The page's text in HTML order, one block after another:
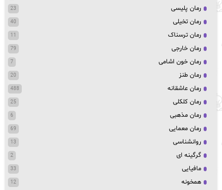
رمان پلیسی 23
رمان تخیلی 40
رمان ترسناک 11
رمان خارجی 79
رمان خون اشامی 7
رمان طنز 20
رمان عاشقانه 488
رمان کلکلی 25
رمان مذهبی 6
رمان معمایی 69
روانشناسی 13
گرگینه ای 2
مافیایی 33
همخونه 12